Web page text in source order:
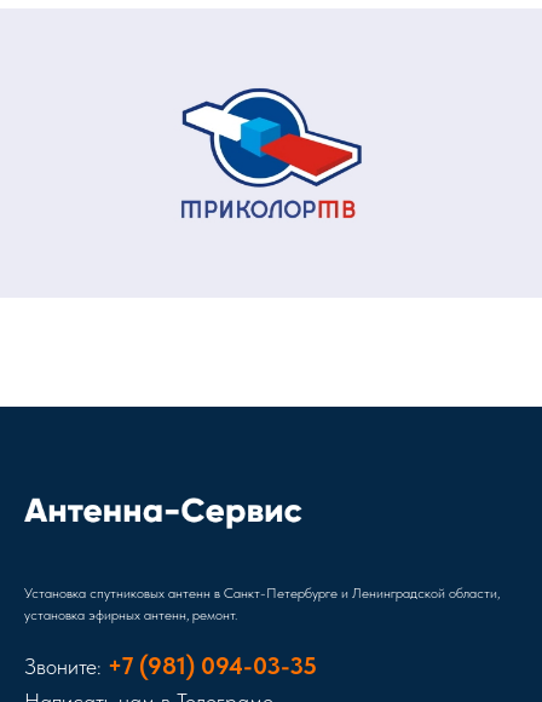
Установка спутниковых антенн в Санкт-Петербурге и Ленинградской области,
установка эфирных антенн, ремонт.
Звоните: +7 (981) 094-03-35